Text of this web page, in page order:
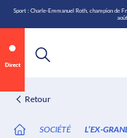
Aller
au
contenu
Sport : Charle-Emmanuel Roth, champion de
Direct
Retour
SOCIÉTÉ
L’EX-